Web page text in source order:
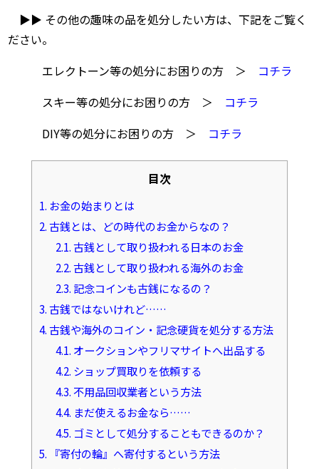
▶▶ その他の趣味の品を処分したい方は、下記をご覧く
ださい。
エレクトーン等の処分にお困りの方 ＞ コチラ
スキー等の処分にお困りの方 ＞ コチラ
DIY等の処分にお困りの方 ＞ コチラ
目次
1. お金の始まりとは
2.古銭とは、どの時代のお金からなの？
2.1.古銭として取り扱われる日本のお金
2.2.古銭として取り扱われる海外のお金
2.3. 記念コインも古銭になるの？
3.古銭ではないけれど……
4.古銭や海外のコイン・記念硬貨を処分する方法
4.1. オークションやフリマサイトへ出品する
4.2. ショップ買取りを依頼する
4.3. 不用品回収業者という方法
4.4. まだ使えるお金なら……
4.5. ゴミとして処分することもできるのか？
5. 『寄付の輪』へ寄付するという方法